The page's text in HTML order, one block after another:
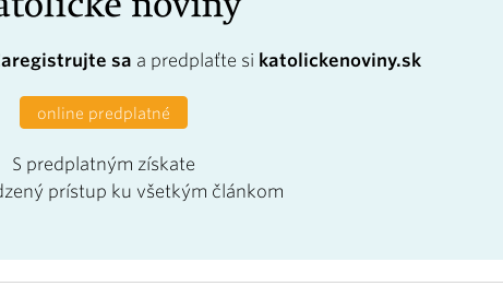
sa a predplaťte si katolickenoviny.sk
online predplatné
S predplatným získate
prístup ku všetkým článkom